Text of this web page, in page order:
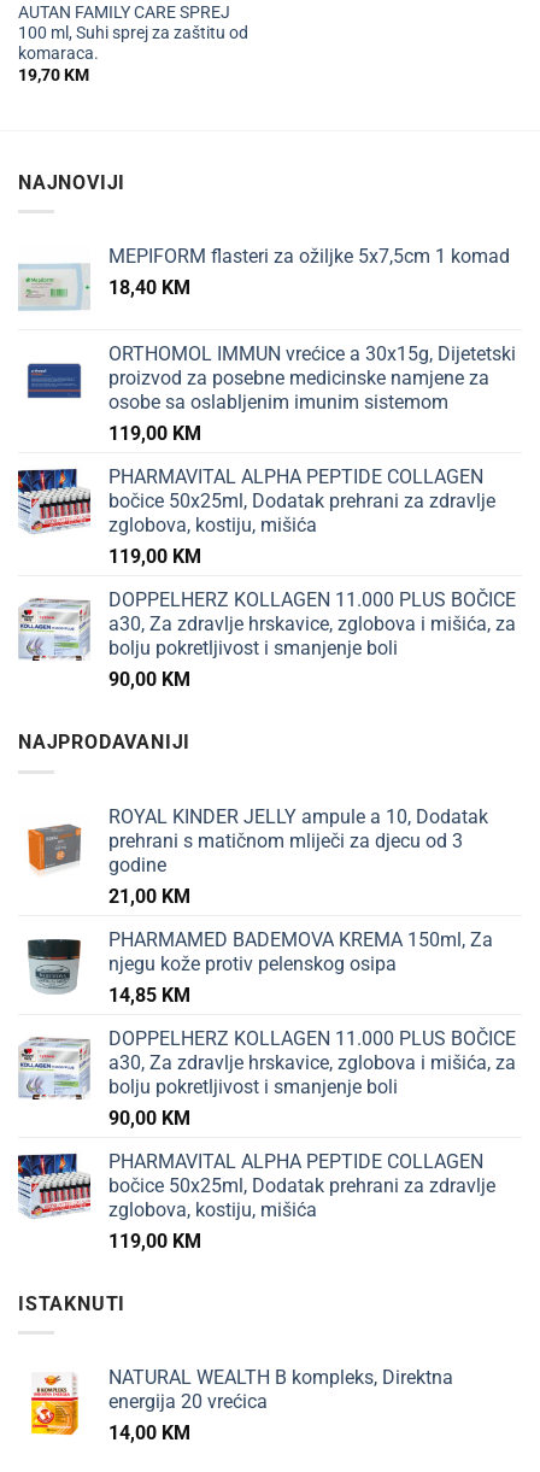
AUTAN FAMILY CARE SPREJ
100 ml, Suhi sprej za zaštitu od
komaraca.
19,70KM
NAJNOVIJI
MEPIFORM flasteri za ožiljke 5x7,5cm 1 komad
18,40 KM
ORTHOMOL IMMUN vrećice a 30x15g, Dijetetski
proizvod za posebne medicinske namjene za
osobe sa oslabljenim imunim sistemom
119,00 KM
PHARMAVITAL ALPHA PEPTIDE COLLAGEN
bočice 50x25ml, Dodatak prehrani za zdravlje
zglobova, kostiju, mišića
119,00 KM
DOPPELHERZ KOLLAGEN 11.000 PLUS BOČICE
a30, Za zdravlje hrskavice, zglobova i mišića, za
bolju pokretljivost i smanjenje boli
90,00 KM
NAJPRODAVANIJI
ROYAL KINDER JELLY ampule a 10, Dodatak
prehrani s matičnom mliječi za djecu od 3
godine
21,00 KM
PHARMAMED BADEMOVA KREMA 150ml, Za
njegu kože protiv pelenskog osipa
14,85 KM
DOPPELHERZ KOLLAGEN 11.000 PLUS BOČICE
a30, Za zdravlje hrskavice, zglobova i mišića, za
bolju pokretljivost i smanjenje boli
90,00 KM
PHARMAVITAL ALPHA PEPTIDE COLLAGEN
bočice 50x25ml, Dodatak prehrani za zdravlje
zglobova, kostiju, mišića
119,00 KM
ISTAKNUTI
NATURAL WEALTH B kompleks, Direktna
energija 20 vrećica
14,00 KM